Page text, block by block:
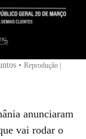
• Reprodução |
anunciaram
vai rodar o